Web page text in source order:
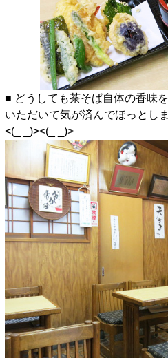
■ どうしても茶そば自体の香味
いただいて気が済んでほっとし
<(_ _)><(_ _)>